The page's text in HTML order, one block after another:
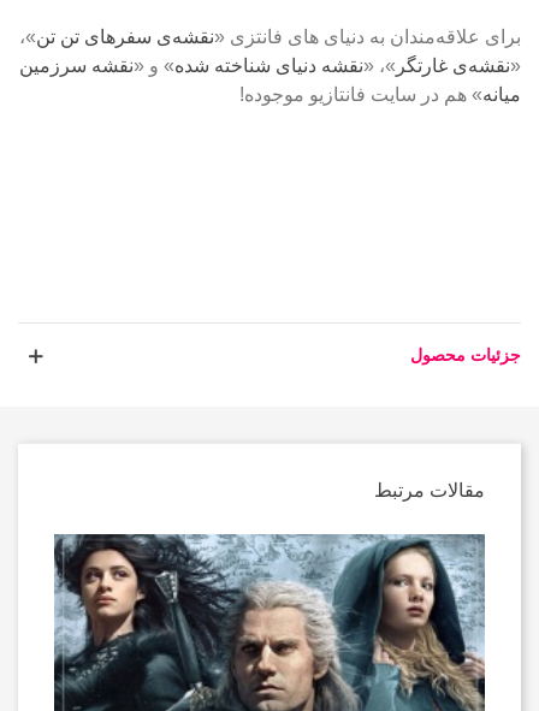
برای علاقه‌مندان به دنیای ‌های فانتزی « نقشه‌ی سفرهای تن تن
«نقشه‌ی غارتگر »، «نقشه دنیای شناخته شده» و «
میانه» هم در سایت فانتازیو موجوده!
جزئیات محصول
مقالات مرتبط